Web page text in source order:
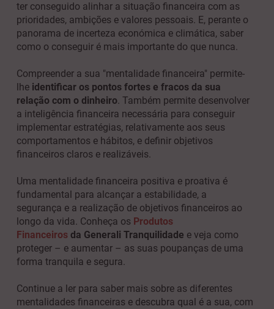
ter conseguido alinhar a situação financeira com as
prioridades, ambições e valores pessoais. E, perante o
panorama de incerteza económica e climática, saber
como o conseguir é mais importante do que nunca.
Compreender a sua "mentalidade financeira" permite-
lhe identificar os pontos fortes e fracos da sua
relação com o dinheiro. Também permite desenvolver
a inteligência financeira necessária para conseguir
implementar estratégias, relativamente aos seus
comportamentos e hábitos, e definir objetivos
financeiros claros e realizáveis.
Uma mentalidade financeira positiva e proativa é
fundamental para alcançar a estabilidade, a
segurança e a realização de objetivos financeiros ao
longo da vida. Conheça os Produtos
Financeiros da Generali Tranquilidade e veja como
proteger – e aumentar – as suas poupanças de uma
forma tranquila e segura.
Continue a ler para saber mais sobre as diferentes
mentalidades financeiras e descubra qual é a sua, com